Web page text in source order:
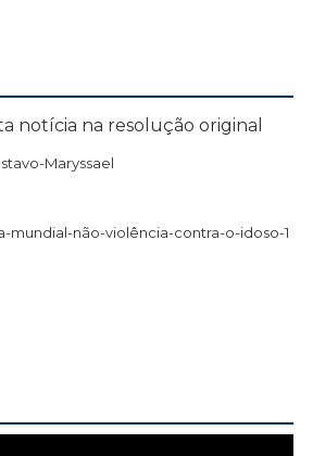
notícia na resolução original
Maryssael
mundial-não-violência-contra-o-idoso-1